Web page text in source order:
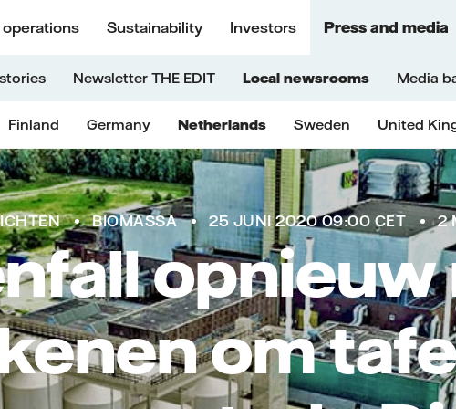
operations Sustainability Investors Press and media
Newsletter THE EDIT Local newsrooms Media
Finland Germany Netherlands Sweden United
BIOMASSA 25 JUNI 2020 09:00 CET 2
opnieuw
om